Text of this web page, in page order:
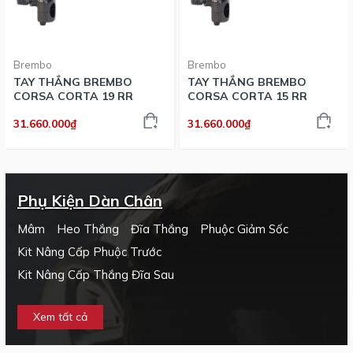
Brembo
TAY THẮNG BREMBO
CORSA CORTA 19 RR
31.660.000₫
Brembo
TAY THẮNG BREMBO
CORSA CORTA 15 RR
31.660.000₫
Phụ Kiện Dàn Chân
Mâm Heo Thắng Đĩa Thắng
Phuộc Giảm Sốc
Kit Nâng Cấp Phuộc Trước
Kit Nâng Cấp Thắng Đĩa Sau
Xem tất cả